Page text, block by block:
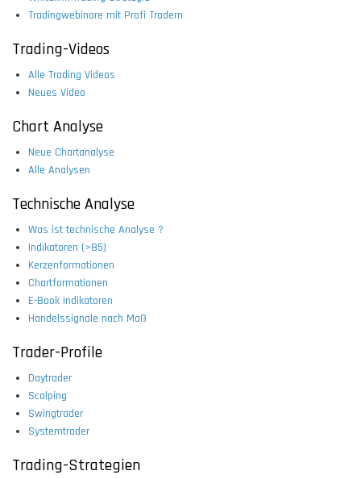
Tradingwebinare mit Profi Tradern
Trading-Videos
Alle Trading Videos
Neues Video
Chart Analyse
Neue Chartanalyse
Alle Analysen
Technische Analyse
Was ist technische Analyse ?
Indikatoren (>85)
Kerzenformationen
Chartformationen
E-Book Indikatoren
Handelssignale nach Maß
Trader-Profile
Daytrader
Scalping
Swingtrader
Systemtrader
Trading-Strategien